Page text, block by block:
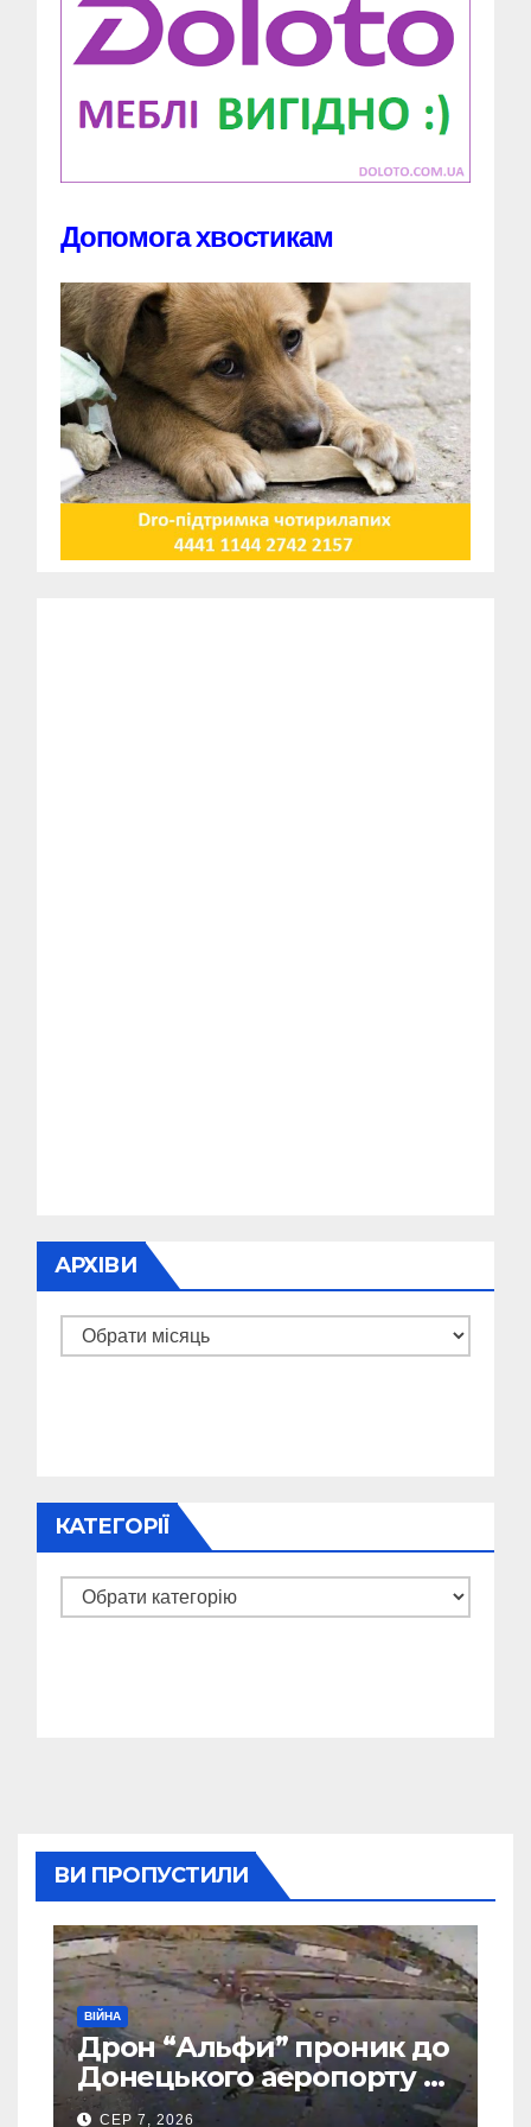
Допомога хвостикам
АРХІВИ
Архіви
КАТЕГОРІЇ
Категорії
ВИ ПРОПУСТИЛИ
ВІЙНА
Дрон “Альфи” проник до
Донецького аеропорту та
спалив “Шахед” ще до
СЕР 7, 2026